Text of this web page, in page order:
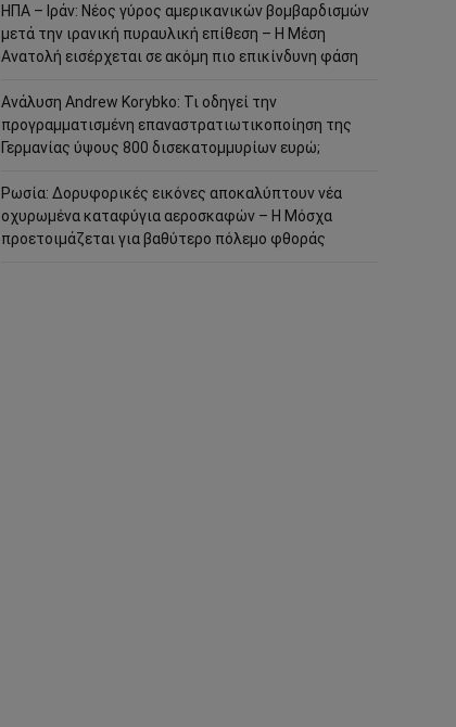
ΗΠΑ – Ιράν: Νέος γύρος αμερικανικών βομβαρδισμών
μετά την ιρανική πυραυλική επίθεση – Η Μέση
Ανατολή εισέρχεται σε ακόμη πιο επικίνδυνη φάση
Ανάλυση Andrew Korybko: Τι οδηγεί την
προγραμματισμένη επαναστρατιωτικοποίηση της
Γερμανίας ύψους 800 δισεκατομμυρίων ευρώ;
Ρωσία: Δορυφορικές εικόνες αποκαλύπτουν νέα
οχυρωμένα καταφύγια αεροσκαφών – Η Μόσχα
προετοιμάζεται για βαθύτερο πόλεμο φθοράς